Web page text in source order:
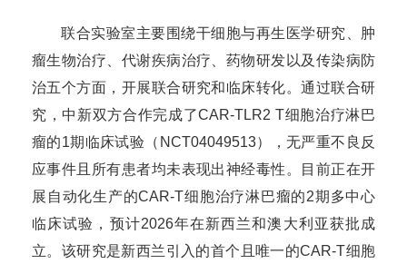
联合实验室主要围绕干细胞与再生医学研究、肿
瘤生物治疗、代谢疾病治疗、药物研发以及传染病防
治五个方面，开展联合研究和临床转化。通过联合研
究，中新双方合作完成了CAR-TLR2 T细胞治疗淋巴
瘤的1期临床试验（NCT04049513），无严重不良反
应事件且所有患者均未表现出神经毒性。目前正在开
展自动化生产的CAR-T细胞治疗淋巴瘤的2期多中心
临床试验，预计2026年在新西兰和澳大利亚获批成
立。该研究是新西兰引入的首个且唯一的CAR-T细胞